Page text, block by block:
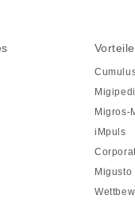
Migros-
iMpuls
Migusto